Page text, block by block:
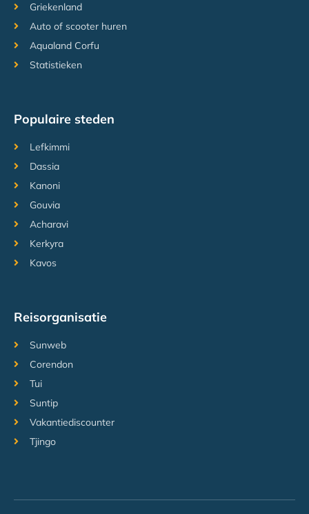
Griekenland
Auto of scooter huren
Aqualand Corfu
Statistieken
Populaire steden
Lefkimmi
Dassia
Kanoni
Gouvia
Acharavi
Kerkyra
Kavos
Reisorganisatie
Sunweb
Corendon
Tui
Suntip
Vakantiediscounter
Tjingo